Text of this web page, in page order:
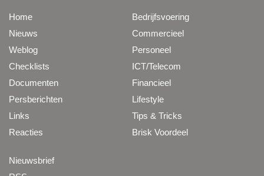
Home
Nieuws
Weblog
Checklists
Documenten
Persberichten
Links
Reacties
Bedrijfsvoering
Commercieel
Personeel
ICT/Telecom
Financieel
Lifestyle
Tips & Tricks
Brisk Voordeel
Nieuwsbrief